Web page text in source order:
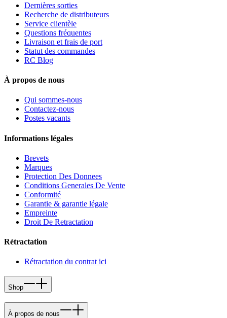
Dernières sorties
Recherche de distributeurs
Service clientèle
Questions fréquentes
Livraison et frais de port
Statut des commandes
RC Blog
À propos de nous
Qui sommes-nous
Contactez-nous
Postes vacants
Informations légales
Brevets
Marques
Protection Des Donnees
Conditions Generales De Vente
Conformité
Garantie & garantie légale
Empreinte
Droit De Retractation
Rétractation
Rétractation du contrat ici
Shop
À propos de nous